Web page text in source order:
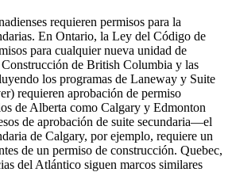
requieren permisos para la
En Ontario, la Ley del Código de
para cualquier nueva unidad de
de British Columbia y las
los programas de Laneway y Suite
requieren aprobación de permiso
de Alberta como Calgary y Edmonton
de aprobación de suite secundaria—el
de Calgary, por ejemplo, requiere un
de un permiso de construcción. Quebec,
del Atlántico siguen marcos similares